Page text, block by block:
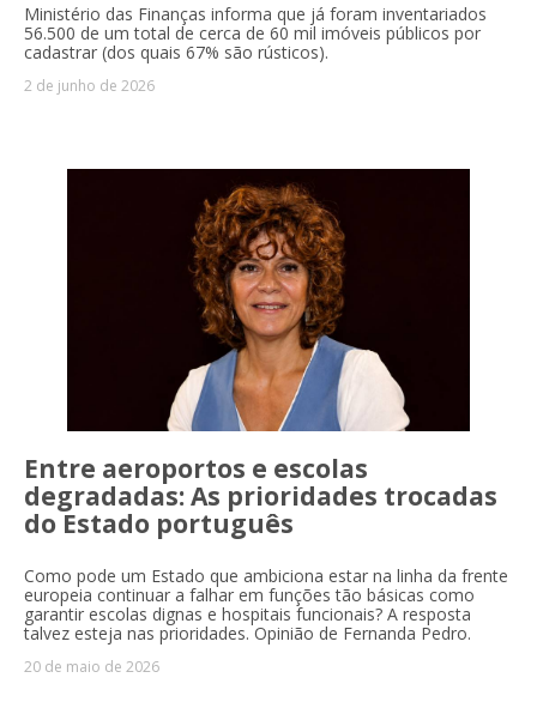
Ministério das Finanças informa que já foram inventariados
56.500 de um total de cerca de 60 mil imóveis públicos por
cadastrar (dos quais 67% são rústicos).
2 de junho de 2026
Entre aeroportos e escolas
degradadas: As prioridades trocadas
do Estado português
Como pode um Estado que ambiciona estar na linha da frente
europeia continuar a falhar em funções tão básicas como
garantir escolas dignas e hospitais funcionais? A resposta
talvez esteja nas prioridades. Opinião de Fernanda Pedro.
20 de maio de 2026